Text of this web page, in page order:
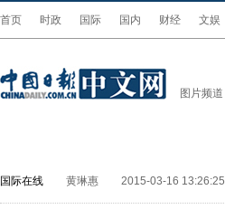
首页 时政 国际 国内 财经 文娱
图片频道
国际在线 黄琳惠 2015-03-16 13:26:25